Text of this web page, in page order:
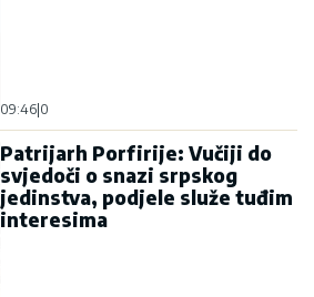
09:46|0
Patrijarh Porfirije: Vučiji do
svjedoči o snazi srpskog
jedinstva, podjele služe tuđim
interesima